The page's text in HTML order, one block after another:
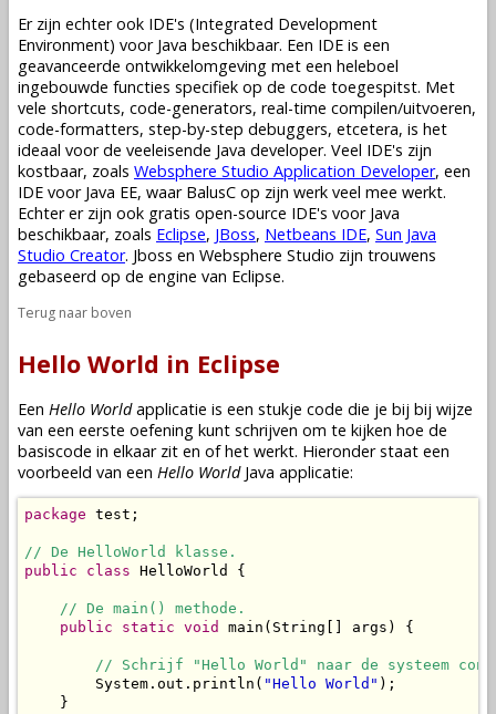
Er zijn echter ook IDE's (Integrated Development
Environment) voor Java beschikbaar. Een IDE is een
geavanceerde ontwikkelomgeving met een heleboel
ingebouwde functies specifiek op de code toegespitst. Met
vele shortcuts, code-generators, real-time compilen/uitvoeren,
code-formatters, step-by-step debuggers, etcetera, is het
ideaal voor de veeleisende Java developer. Veel IDE's zijn
kostbaar, zoals Websphere Studio Application Developer, een
IDE voor Java EE, waar BalusC op zijn werk veel mee werkt.
Echter er zijn ook gratis open-source IDE's voor Java
beschikbaar, zoals Eclipse, JBoss, Netbeans IDE, Sun Java
Studio Creator. Jboss en Websphere Studio zijn trouwens
gebaseerd op de engine van Eclipse.
Terug naar boven
Hello World in Eclipse
Een Hello Worldapplicatie is een stukje code die je bij bij wijze
van een eerste oefening kunt schrijven om te kijken hoe de
basiscode in elkaar zit en of het werkt. Hieronder staat een
voorbeeld van een Hello WorldJava applicatie:
package test;
// De HelloWorld klasse.
public
class HelloWorld {
// De main() methode.
public
static void main(String[] args) {
// Schrijf "Hello World" naar de systeem
        System.out.println(
"Hello World" );
    }